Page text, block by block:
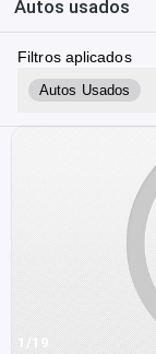
Autos usados
Filtros aplicados
Autos Usados
1/19